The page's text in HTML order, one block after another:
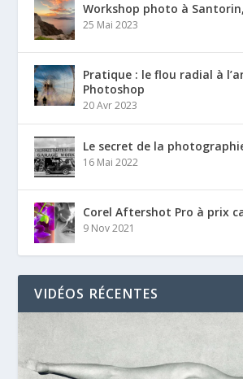
Workshop photo à
25 Mai 2023
Pratique : le flou radial à
Photoshop
20 Avr 2023
Le secret de la
16 Mai 2022
Corel Aftershot Pro à prix
9 Nov 2021
VIDÉOS RÉCENTES